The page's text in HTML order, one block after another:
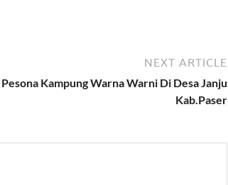
NEXT ARTICLE
Pesona Kampung Warna Warni Di Desa Janju
Kab.Paser